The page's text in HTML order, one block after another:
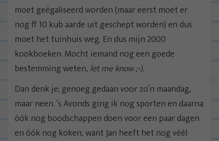
moet geëgaliseerd worden (maar eerst moet er
nog ff 10 kub aarde uit geschept worden) en dus
moet het tuinhuis weg. En dus mijn 2000
kookboeken. Mocht iemand nog een goede
bestemming weten, let me know ;-).
Dan denk je; genoeg gedaan voor zo’n maandag,
maar neen. ‘s Avonds ging ik nog sporten en daarna
óók nog boodschappen doen voor een paar dagen
en óók nog koken, want Jan heeft het nog véél